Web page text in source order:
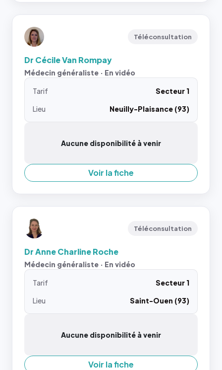
Téléconsultation
Dr Cécile Van Rompay
Médecin généraliste · En vidéo
Tarif
Secteur 1
Lieu
Neuilly-Plaisance (93)
Aucune disponibilité à venir
Voir la fiche
Téléconsultation
Dr Anne Charline Roche
Médecin généraliste · En vidéo
Tarif
Secteur 1
Lieu
Saint-Ouen (93)
Aucune disponibilité à venir
Voir la fiche